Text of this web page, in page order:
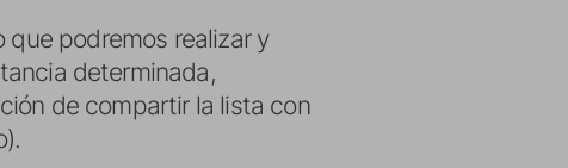
que podremos realizar y
determinada,
de compartir la lista con